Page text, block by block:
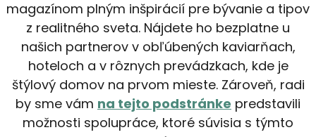
magazínom plným inšpirácií pre bývanie a tipov
z realitného sveta. Nájdete ho bezplatne u
našich partnerov v obľúbených kaviarňach,
hoteloch a v rôznych prevádzkach, kde je
štýlový domov na prvom mieste. Zároveň, radi
by sme vám na tejto podstránke predstavili
možnosti spolupráce, ktoré súvisia s týmto